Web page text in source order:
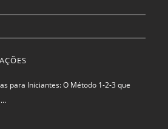
para Iniciantes: O Método 1-2-3 que
…